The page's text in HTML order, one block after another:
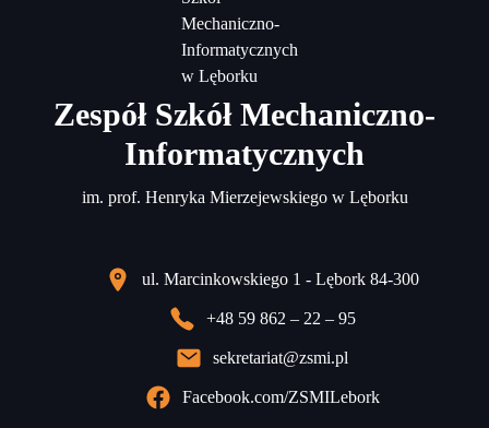
Zespół Szkół Mechaniczno-
Informatycznych
im. prof. Henryka Mierzejewskiego w Lęborku
ul. Marcinkowskiego 1 - Lębork 84-300
+48 59 862 – 22 – 95
sekretariat@zsmi.pl
Facebook.com/ZSMILebork